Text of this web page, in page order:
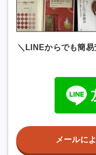
＼LINEからでも簡
メールに